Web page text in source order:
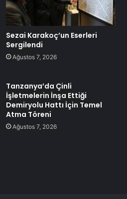
Sezai Karakoç’un Eserleri
Sergilendi
Ağustos 7, 2026
Tanzanya’da Çinli
İşletmelerin İnşa Ettiği
Demiryolu Hattı İçin Temel
Atma Töreni
Ağustos 7, 2026